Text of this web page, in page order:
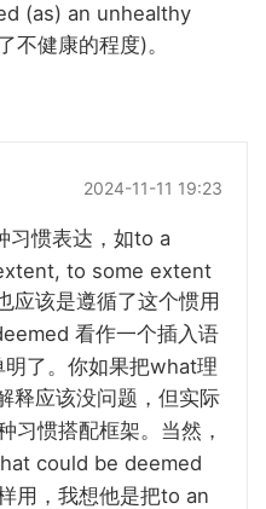
(as) an unhealthy
不健康的程度)。
2024-11-11 19:23
习惯表达，如to a
to some extent
应该是遵循了这个惯用
看作一个插入语
了。你如果把what理
释应该没问题，但实际
习惯搭配框架。当然，
could be deemed
用，我想他是把to an